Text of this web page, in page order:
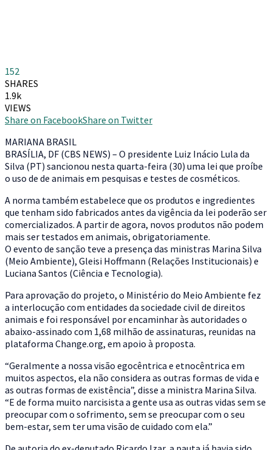
152
SHARES
1.9k
VIEWS
Share on FacebookShare on Twitter
MARIANA BRASIL
BRASÍLIA, DF (CBS NEWS) – O presidente Luiz Inácio Lula da
Silva (PT) sancionou nesta quarta-feira (30) uma lei que proíbe
o uso de de animais em pesquisas e testes de cosméticos.
A norma também estabelece que os produtos e ingredientes
que tenham sido fabricados antes da vigência da lei poderão ser
comercializados. A partir de agora, novos produtos não podem
mais ser testados em animais, obrigatoriamente.
O evento de sanção teve a presença das ministras Marina Silva
(Meio Ambiente), Gleisi Hoffmann (Relações Institucionais) e
Luciana Santos (Ciência e Tecnologia).
Para aprovação do projeto, o Ministério do Meio Ambiente fez
a interlocução com entidades da sociedade civil de direitos
animais e foi responsável por encaminhar às autoridades o
abaixo-assinado com 1,68 milhão de assinaturas, reunidas na
plataforma Change.org, em apoio à proposta.
“Geralmente a nossa visão egocêntrica e etnocêntrica em
muitos aspectos, ela não considera as outras formas de vida e
as outras formas de existência”, disse a ministra Marina Silva.
“E de forma muito narcisista a gente usa as outras vidas sem se
preocupar com o sofrimento, sem se preocupar com o seu
bem-estar, sem ter uma visão de cuidado com ela.”